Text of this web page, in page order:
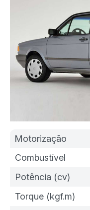
Motorização
Combustível
Potência (cv)
Torque (kgf.m)